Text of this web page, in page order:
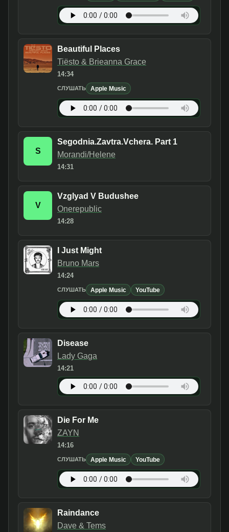
Beautiful Places
Tiësto & Brieanna Grace
14:34
СЛУШАТЬ Apple Music
S
Segodnia.Zavtra.Vchera. Part 1
Morandi/Helene
14:31
V
Vzglyad V Budushee
Onerepublic
14:28
I Just Might
Bruno Mars
14:24
СЛУШАТЬ Apple Music YouTube
Disease
Lady Gaga
14:21
Die For Me
ZAYN
14:16
СЛУШАТЬ Apple Music YouTube
Raindance
Dave & Tems